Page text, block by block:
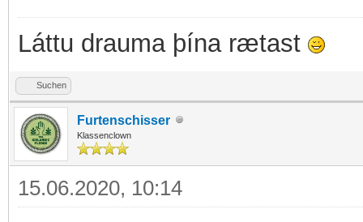
Láttu drauma þína rætast
Suchen
Furtenschisser
Klassenclown
15.06.2020, 10:14